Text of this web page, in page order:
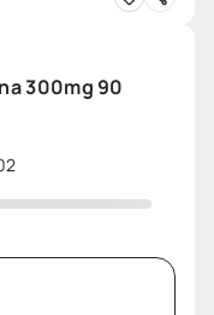
300mg 90